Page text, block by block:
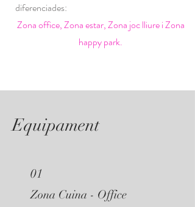
diferenciades:
Zona office, Zona estar, Zona joc lliure i Zona
happy park.
Equipament
01
Zona Cuina - Office